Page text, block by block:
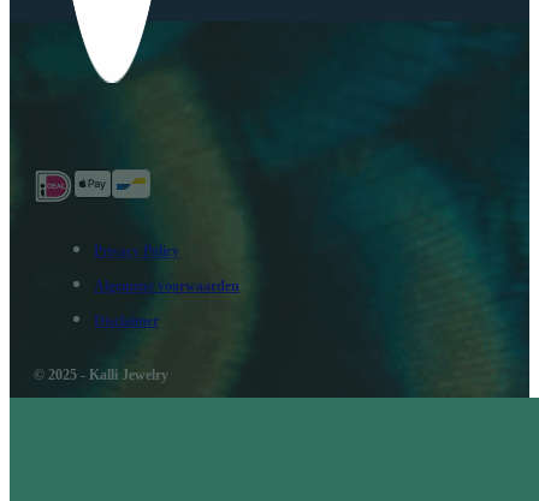
Privacy Policy
Algemene voorwaarden
Disclaimer
© 2025 - Kalli Jewelry